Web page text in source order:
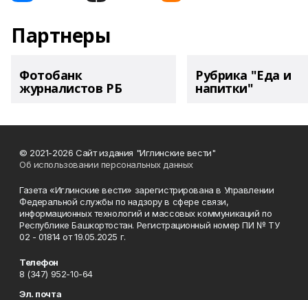
Партнеры
Фотобанк
журналистов РБ
Рубрика "Еда и
напитки"
© 2021-2026 Сайт издания "Иглинские вести"
Об использовании персональных данных
Газета «Иглинские вести» зарегистрирована в Управлении
Федеральной службы по надзору в сфере связи,
информационных технологий и массовых коммуникаций по
Республике Башкортостан. Регистрационный номер ПИ № ТУ
02 - 01814 от 19.05.2025 г.
Телефон
8 (347) 952-10-64
Эл. почта